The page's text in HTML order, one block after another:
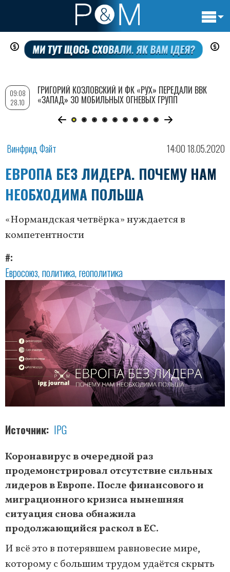
Перейти
содержанию
Винфрид Файт 14:00 18.05.2020
ЕВРОПА БЕЗ ЛИДЕРА. ПОЧЕМУ НАМ
НЕОБХОДИМА ПОЛЬША
«Нормандская четвёрка» нуждается в
компетентности
#
Евросоюз политика геополитика
Источник IPG
Коронавирус в очередной раз
продемонстрировал отсутствие сильных
лидеров в Европе. После финансового и
миграционного кризиса нынешняя
ситуация снова обнажила
продолжающийся раскол в ЕС.
И всё это в потерявшем равновесие мире,
которому с большим трудом удаётся скрыть
09:08
28.10
ГРИГОРИЙ КОЗЛОВСКИЙ И ФК «РУХ» ПЕРЕДАЛИ ВВК
«ЗАПАД» 30 МОБИЛЬНЫХ ОГНЕВЫХ ГРУПП